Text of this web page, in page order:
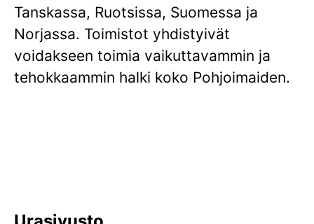
Tanskassa, Ruotsissa, Suomessa ja
Norjassa. Toimistot yhdistyivät
voidakseen toimia vaikuttavammin ja
tehokkaammin halki koko Pohjoimaiden.